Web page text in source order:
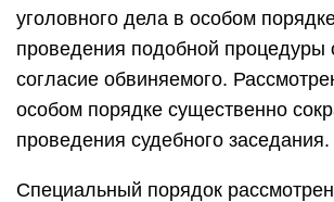
уголовного дела в особом
проведения подобной процедуры
согласие обвиняемого.
особом порядке существенно
проведения судебного заседания.
Специальный порядок